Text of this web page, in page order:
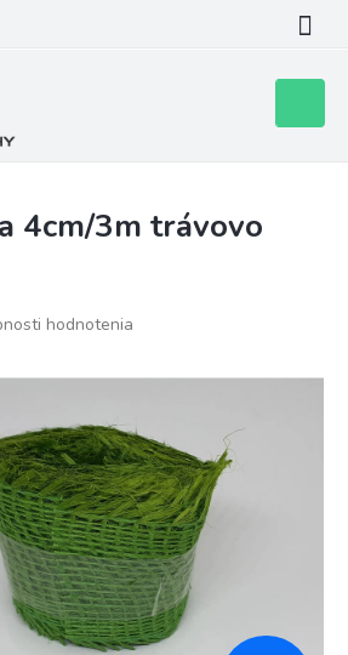
košík
4cm/3m trávovo
hodnotenia